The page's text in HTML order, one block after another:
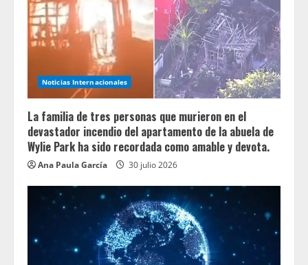
Noticias Internacionales
La familia de tres personas que murieron en el
devastador incendio del apartamento de la abuela de
Wylie Park ha sido recordada como amable y devota.
Ana Paula García 30 julio 2026